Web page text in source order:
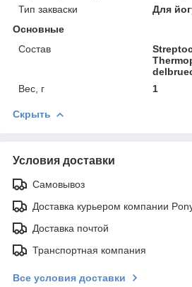
Тип закваски
Для
Основные
Состав
Вес, г
1
Скрыть
Условия доставки
Самовывоз
Доставка курьером компании
Доставка почтой
Транспортная компания
Все условия доставки